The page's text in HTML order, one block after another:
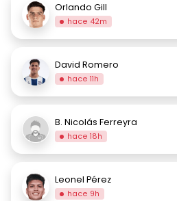
Orlando Gill
hace 42m
David Romero
hace 11h
B. Nicolás Ferreyra
hace 18h
Leonel Pérez
hace 9h